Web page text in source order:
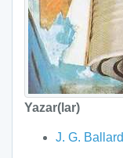
Yazar(lar)
J. G. Ballard